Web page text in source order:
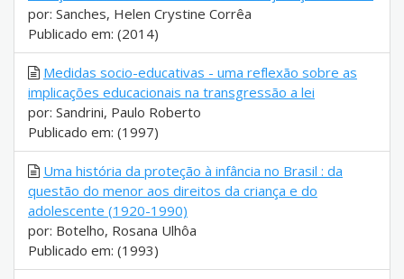
por: Sanches, Helen Crystine Corrêa
Publicado em: (2014)
Medidas socio-educativas - uma reflexão sobre as
implicações educacionais na transgressão a lei
por: Sandrini, Paulo Roberto
Publicado em: (1997)
Uma história da proteção à infância no Brasil : da
questão do menor aos direitos da criança e do
adolescente (1920-1990)
por: Botelho, Rosana Ulhôa
Publicado em: (1993)